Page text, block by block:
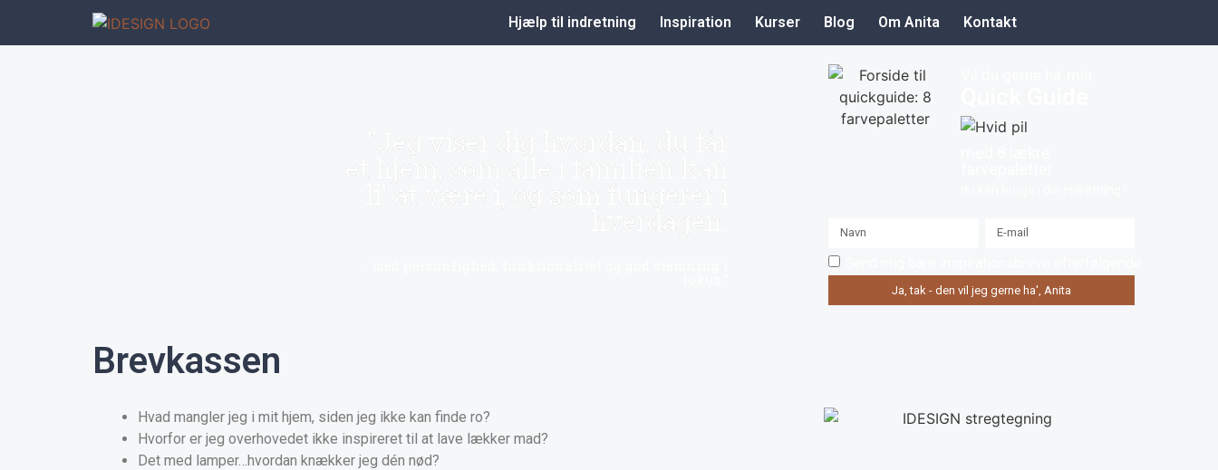
Hjælp til indretning Inspiration Kurser Blog Om Anita Kontakt
"Jeg viser dig hvordan, du får
et hjem, som alle i familien kan
li' at være i, og som fungerer i
hverdagen.
Ja, tak - den vil jeg gerne ha', Anita
Brevkassen
Hvad mangler jeg i mit hjem, siden jeg ikke kan finde ro?
Hvorfor er jeg overhovedet ikke inspireret til at lave lækker mad?
Det med lamper…hvordan knækker jeg dén nød?